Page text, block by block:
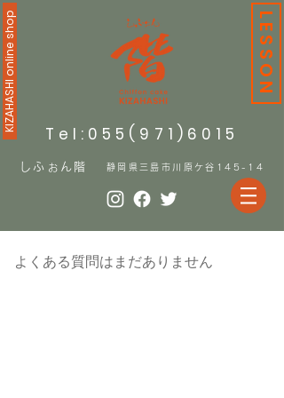
KIZAHASHI online shop LESSON
Tel:055(971)6015
しふぉん階 静岡県三島市川原ケ谷145-14
よくある質問はまだありません